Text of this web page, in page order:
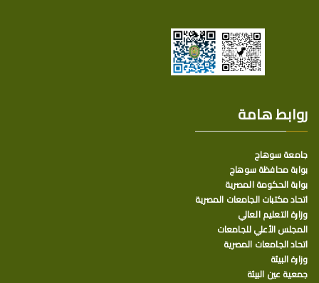
روابط هامة
جامعة سوهاج
بوابة محافظة سوهاج
بوابة الحكومة المصرية
اتحاد مكتبات الجامعات المصرية
وزارة التعليم العالي
المجلس الأعلي للجامعات
اتحاد الجامعات المصرية
وزارة البيئة
جمعية عين البيئة